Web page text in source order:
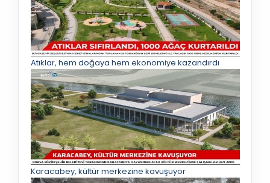
Atıklar, hem doğaya hem ekonomiye kazandırdı
Karacabey, kültür merkezine kavuşuyor